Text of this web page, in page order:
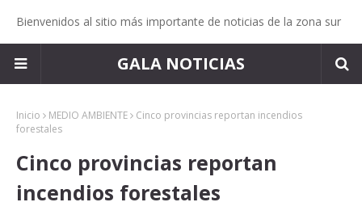
Bienvenidos al sitio más importante de noticias de la zona sur
GALA NOTICIAS
Inicio MEDIO AMBIENTE
Cinco provincias reportan incendios
forestales
Cinco provincias reportan
incendios forestales